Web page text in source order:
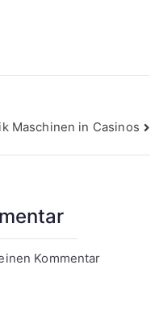
Maschinen in Casinos
Kommentar